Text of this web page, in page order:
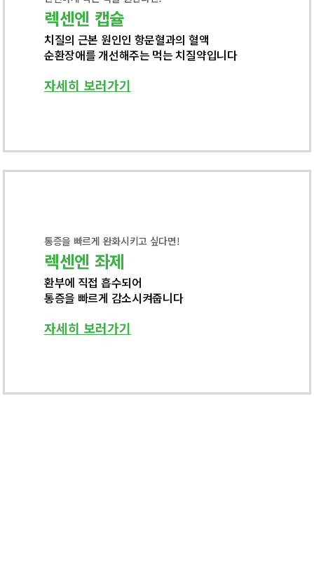
렉센엔 캡슐
치질의 근본 원인인 항문혈과의 혈액
순환장애를 개선해주는 먹는 치질약입니다
자세히 보러가기
통증을 빠르게 완화시키고 싶다면!
렉센엔 좌제
환부에 직접 흡수되어
통증을 빠르게 감소시켜줍니다
자세히 보러가기